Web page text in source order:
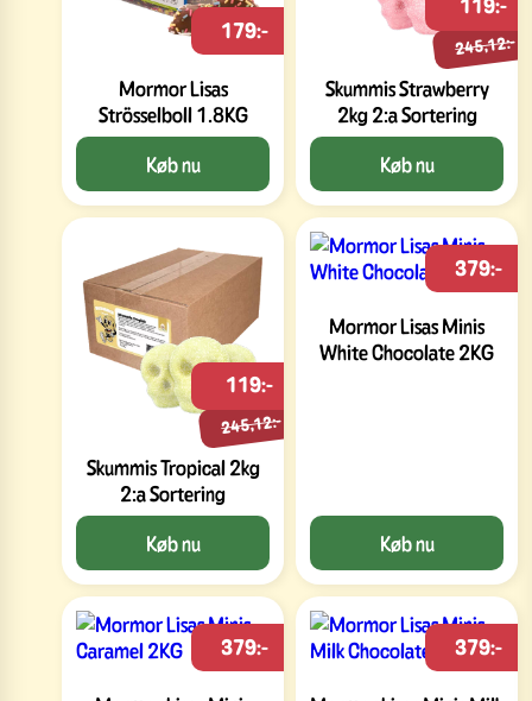
Mormor Lisas
Strösselboll 1.8KG
179:-
Køb nu
Skummis Strawberry
2kg 2:a Sortering
245,12:-
Køb nu
Skummis Tropical 2kg
2:a Sortering
245,12:-
119:-
Køb nu
Mormor Lisas Minis
White Chocolate 2KG
379:-
Køb nu
379:- 379:-